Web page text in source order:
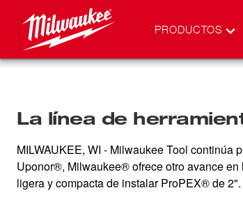
PRODUCTOS
La línea de
MILWAUKEE, WI - Milwaukee Tool
Uponor®, Milwaukee® ofrece otro avance
ligera y compacta de instalar ProPEX® de 2".